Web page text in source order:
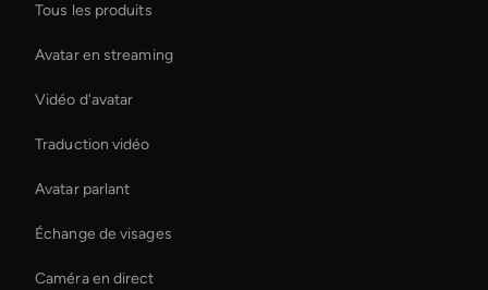
Tous les produits
Avatar en streaming
Vidéo d'avatar
Traduction vidéo
Avatar parlant
Échange de visages
Caméra en direct